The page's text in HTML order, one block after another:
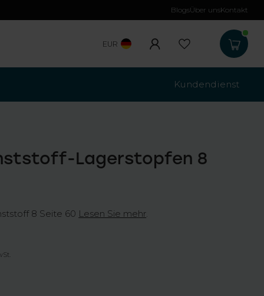
Kostenloser
BlogsÜber unsKontakt
EUR
Kundendienst
Lagerstopfen 8
8 Seite 60 Lesen Sie mehr.